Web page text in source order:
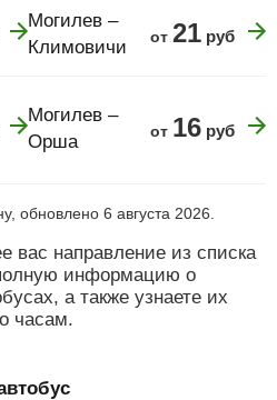
Могилев –
Климовичи
от 21 руб
Могилев –
Орша
от 16 руб
обновлено 6 августа 2026.
вас направление из списка
информацию о
а также узнаете их
часам.